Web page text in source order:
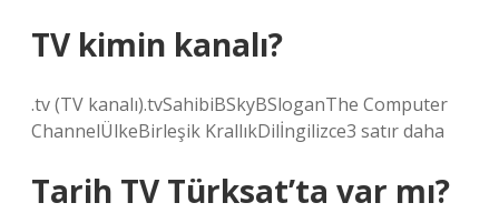
TV kimin kanalı?
.tv (TV kanalı).tvSahibiBSkyBSloganThe Computer
ChannelÜlkeBirleşik KrallıkDilİngilizce3 satır daha
Tarih TV Türksat’ta var mı?